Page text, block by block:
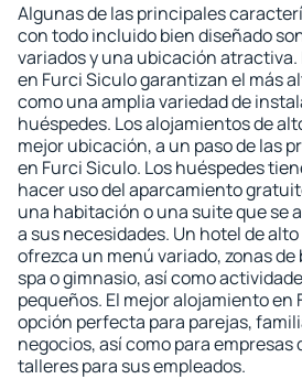
Algunas de las principales
con todo incluido bien diseñado
variados y una ubicación
en Furci Siculo garantizan el más
como una amplia variedad de
huéspedes. Los alojamientos de
mejor ubicación, a un paso de las
en Furci Siculo. Los huéspedes
hacer uso del aparcamiento
una habitación o una suite que se
a sus necesidades. Un hotel de
ofrezca un menú variado, zonas
spa o gimnasio, así como
pequeños. El mejor alojamiento en
opción perfecta para parejas,
negocios, así como para
talleres para sus empleados.